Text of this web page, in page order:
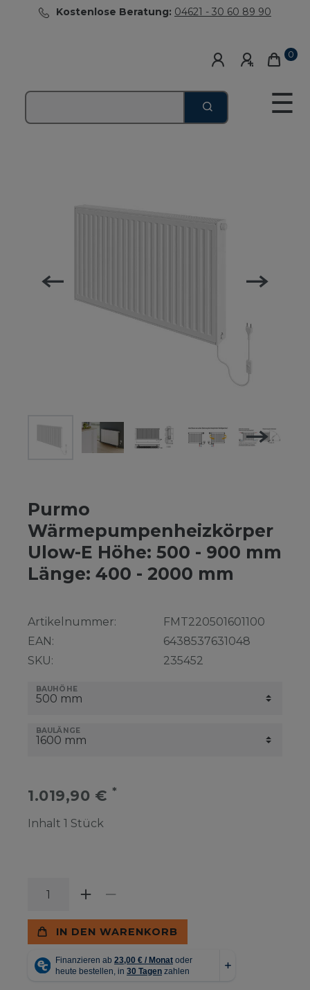
Kostenlose Beratung: 04621 - 30 60 89 90
0
☰
Purmo
Wärmepumpenheizkörper
Ulow-E Höhe: 500 - 900 mm
Länge: 400 - 2000 mm
Artikelnummer:
EAN:
SKU:
FMT220501601100
6438537631048
235452
BAUHÖHE
BAULÄNGE
1.019,90 € *
Inhalt 1 Stück
IN DEN WARENKORB